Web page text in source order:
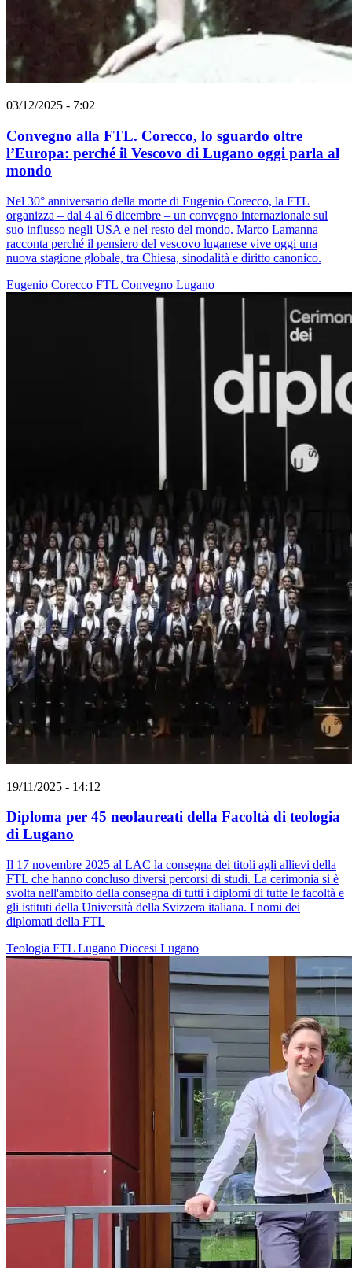
03/12/2025 - 7:02
Convegno alla FTL. Corecco, lo sguardo oltre
l’Europa: perché il Vescovo di Lugano oggi parla al
mondo
Nel 30° anniversario della morte di Eugenio Corecco, la FTL
organizza – dal 4 al 6 dicembre – un convegno internazionale sul
suo influsso negli USA e nel resto del mondo. Marco Lamanna
racconta perché il pensiero del vescovo luganese vive oggi una
nuova stagione globale, tra Chiesa, sinodalità e diritto canonico.
Eugenio Corecco FTL Convegno Lugano
19/11/2025 - 14:12
Diploma per 45 neolaureati della Facoltà di teologia
di Lugano
Il 17 novembre 2025 al LAC la consegna dei titoli agli allievi della
FTL che hanno concluso diversi percorsi di studi. La cerimonia si è
svolta nell'ambito della consegna di tutti i diplomi di tutte le facoltà e
gli istituti della Università della Svizzera italiana. I nomi dei
diplomati della FTL
Teologia FTL Lugano Diocesi Lugano